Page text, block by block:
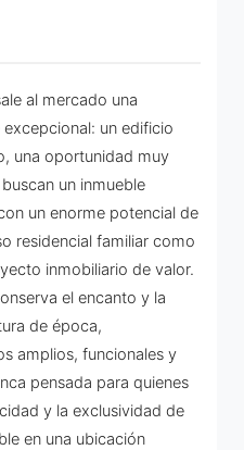
al mercado una
un edificio
una oportunidad muy
un inmueble
un enorme potencial de
residencial familiar como
inmobiliario de valor.
el encanto y la
de época,
amplios, funcionales y
pensada para quienes
y la exclusividad de
en una ubicación